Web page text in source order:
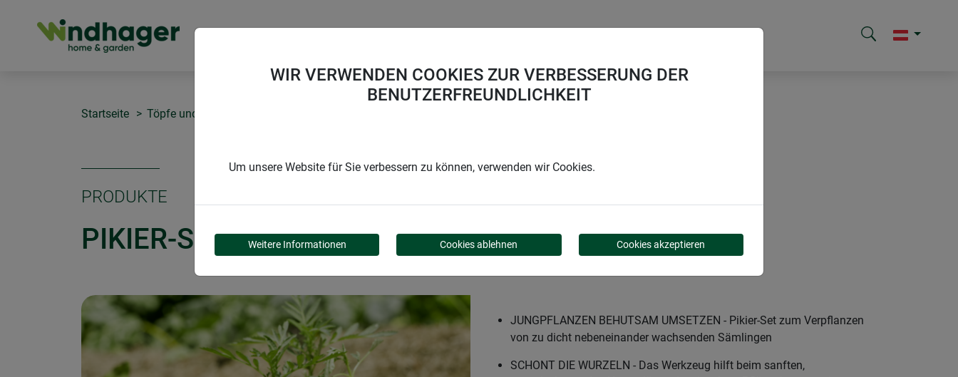
Startseite Töpfe und Quelltabs
PRODUKTE
PIKIER-SET
JUNGPFLANZEN BEHUTSAM UMSETZEN - Pikier-Set zum Verpflanzen
von zu dicht nebeneinander wachsenden Sämlingen
SCHONT DIE WURZELN - Das Werkzeug hilft beim sanften,
WIR VERWENDEN COOKIES ZUR VERBESSERUNG DER
BENUTZERFREUNDLICHKEIT
Um unsere Website für Sie verbessern zu können, verwenden wir Cookies.
Weitere Informationen Cookies ablehnen Cookies akzeptieren